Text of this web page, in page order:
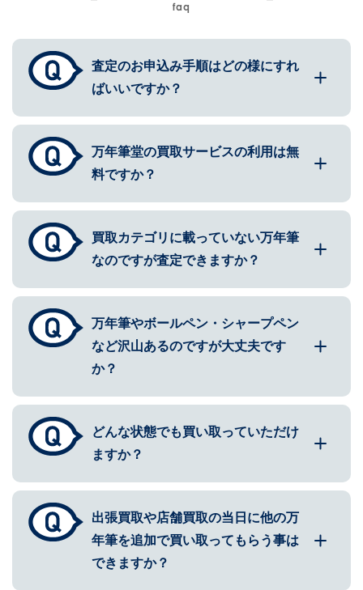
faq
査定のお申込み手順はどの様にすれ
ばいいですか？
万年筆堂の買取サービスの利用は無
料ですか？
買取カテゴリに載っていない万年筆
なのですが査定できますか？
万年筆やボールペン・シャープペン
など沢山あるのですが大丈夫です
か？
どんな状態でも買い取っていただけ
ますか？
出張買取や店舗買取の当日に他の万
年筆を追加で買い取ってもらう事は
できますか？